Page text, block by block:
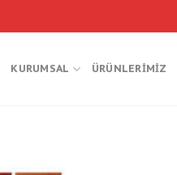
KURUMSAL ÜRÜNLERIMIZ